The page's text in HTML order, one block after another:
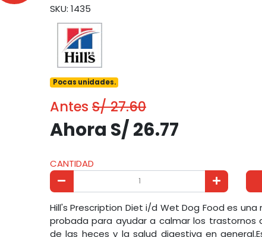
SKU: 1435
Pocas unidades.
Antes S/ 27.60
Ahora S/ 26.77
CANTIDAD
Hill's Prescription Diet i/d Wet Dog Food es
probada para ayudar a calmar los trastornos
de las heces y la salud digestiva en